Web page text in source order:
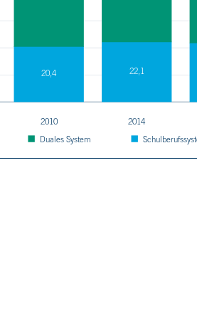
2010 2014
20,4 22,1
Duales System